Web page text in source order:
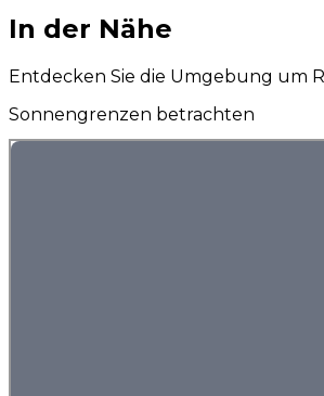
In der Nähe
Entdecken Sie die Umgebung um
Sonnengrenzen betrachten